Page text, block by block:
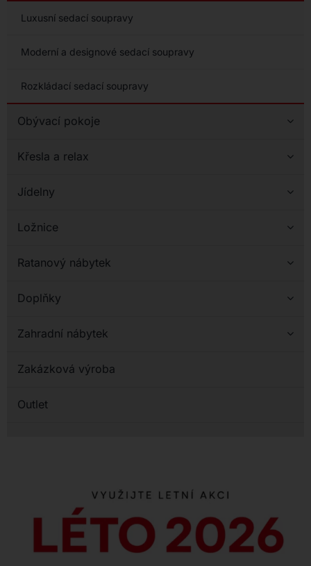
Luxusní sedací soupravy
Moderní a designové sedací soupravy
Rozkládací sedací soupravy
Obývací pokoje
Křesla a relax
Jídelny
Ložnice
Ratanový nábytek
Doplňky
Zahradní nábytek
Zakázková výroba
Outlet